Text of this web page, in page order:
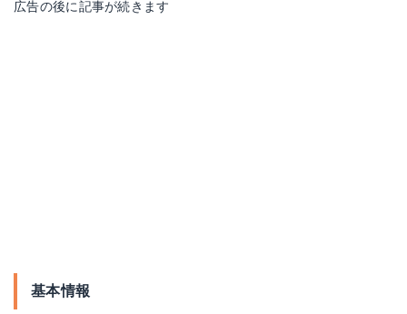
広告の後に記事が続きます
基本情報